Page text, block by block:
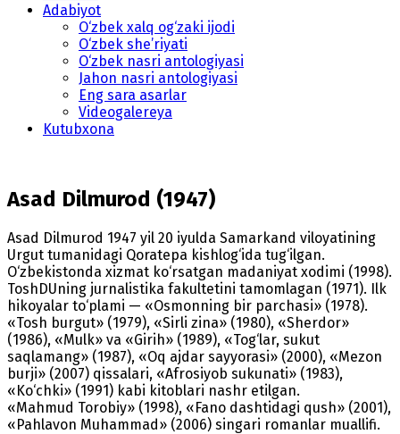
Adabiyot
O‘zbek xalq og‘zaki ijodi
O‘zbek she’riyati
O‘zbek nasri antologiyasi
Jahon nasri antologiyasi
Eng sara asarlar
Videogalereya
Kutubxona
Asad Dilmurod (1947)
Asad Dilmurod 1947 yil 20 iyulda Samarkand viloyatining
Urgut tumanidagi Qoratepa kishlog‘ida tug‘ilgan.
O‘zbekistonda xizmat ko‘rsatgan madaniyat xodimi (1998).
ToshDUning jurnalistika fakultetini tamomlagan (1971). Ilk
hikoyalar to‘plami — «Osmonning bir parchasi» (1978).
«Tosh burgut» (1979), «Sirli zina» (1980), «Sherdor»
(1986), «Mulk» va «Girih» (1989), «Tog‘lar, sukut
saqlamang» (1987), «Oq ajdar sayyorasi» (2000), «Mezon
burji» (2007) qissalari, «Afrosiyob sukunati» (1983),
«Ko‘chki» (1991) kabi kitoblari nashr etilgan.
«Mahmud Torobiy» (1998), «Fano dashtidagi qush» (2001),
«Pahlavon Muhammad» (2006) singari romanlar muallifi.